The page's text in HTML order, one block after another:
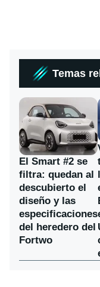
Temas
El Smart #2 se
filtra: quedan al
descubierto el
diseño y las
especificaciones
del heredero del
Fortwo